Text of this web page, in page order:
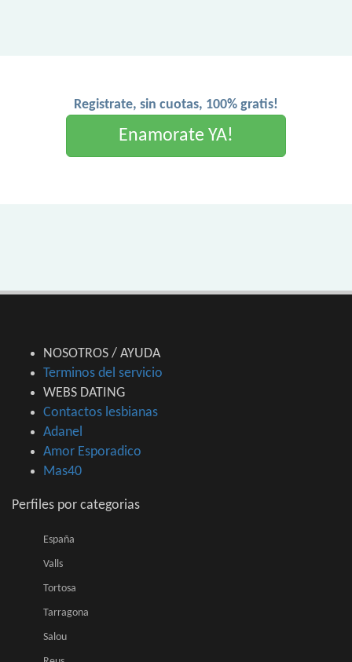
Registrate, sin cuotas, 100% gratis!
Enamorate YA!
NOSOTROS / AYUDA
Terminos del servicio
WEBS DATING
Contactos lesbianas
Adanel
Amor Esporadico
Mas40
Perfiles por categorias
España
Valls
Tortosa
Tarragona
Salou